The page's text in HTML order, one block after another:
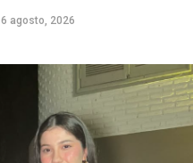
6 agosto, 2026